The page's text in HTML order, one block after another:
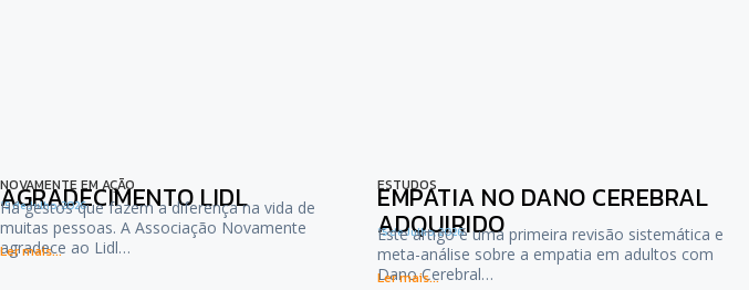
NOVAMENTE EM AÇÃO
AGRADECIMENTO LIDL
15 de Julho, 2026
Há gestos que fazem a diferença na vida de
muitas pessoas. A Associação Novamente
agradece ao Lidl…
Ler mais...
ESTUDOS
EMPATIA NO DANO CEREBRAL
ADQUIRIDO
15 de Julho, 2026
Este artigo é uma primeira revisão sistemática e
meta-análise sobre a empatia em adultos com
Dano Cerebral…
Ler mais...